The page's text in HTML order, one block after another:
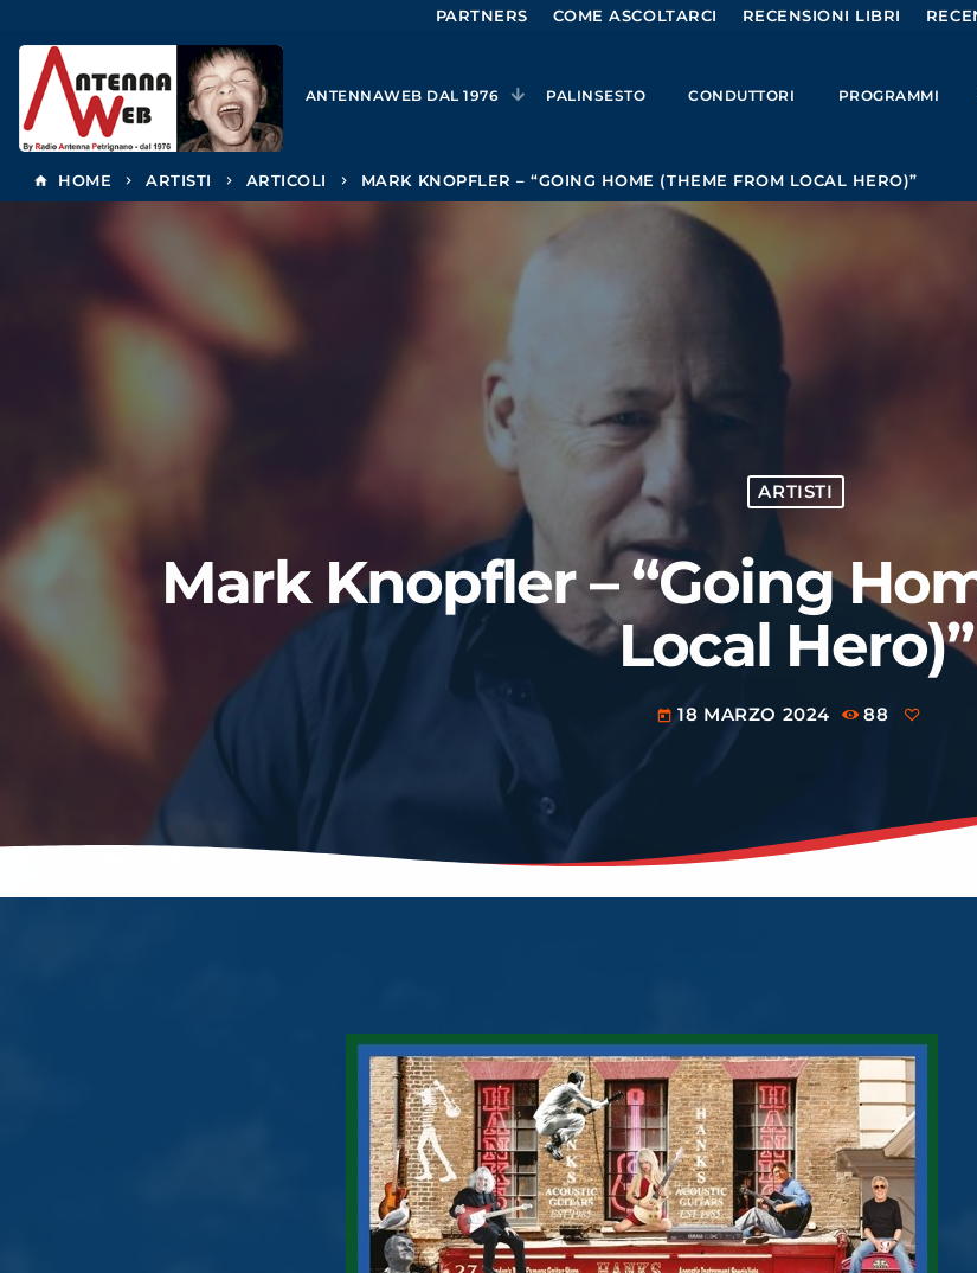
PARTNERS COME ASCOLTARCI RECENSIONI LIBRI
ANTENNAWEB DAL 1976 PALINSESTO CONDUTTORI PROGRAMMI
home HOME keyboard_arrow_right ARTISTI keyboard_arrow_right ARTICOLI keyboard_arrow_right MARK KNOPFLER – “GOING HOME (THEME FROM LOCAL HERO)”
ARTISTI
Mark Knopfler – “Going
Local Hero)”
today 18 MARZO 2024 88